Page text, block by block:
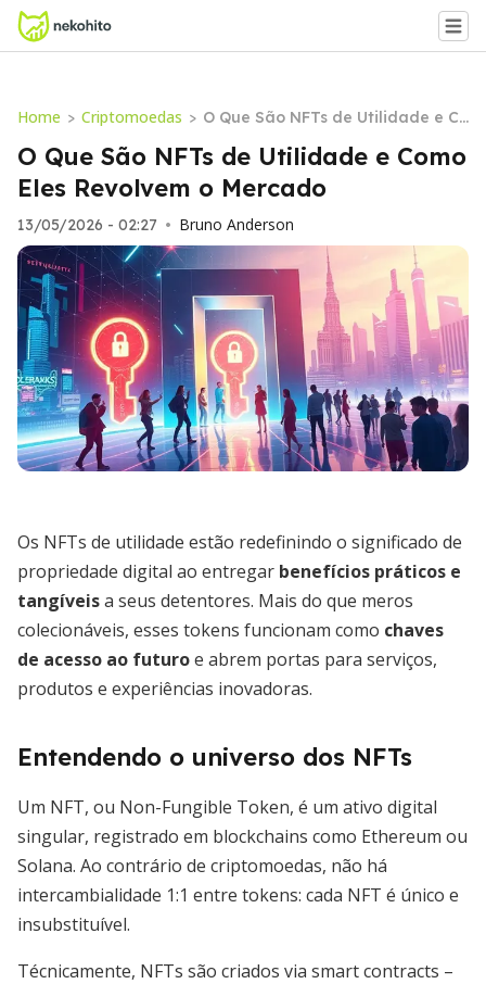
Home > Criptomoedas > O Que São NFTs de Utilidade e Co
mo Eles Revolvem o Mercado
O Que São NFTs de Utilidade e Como
Eles Revolvem o Mercado
13/05/2026 - 02:27 • Bruno Anderson
Os NFTs de utilidade estão redefinindo o significado de
propriedade digital ao entregar benefícios práticos e
tangíveisa seus detentores. Mais do que meros
colecionáveis, esses tokens funcionam como chaves
de acesso ao futuroe abrem portas para serviços,
produtos e experiências inovadoras.
Entendendo o universo dos NFTs
Um NFT, ou Non-Fungible Token, é um ativo digital
singular, registrado em blockchains como Ethereum ou
Solana. Ao contrário de criptomoedas, não há
intercambialidade 1:1 entre tokens: cada NFT é único e
insubstituível.
Técnicamente, NFTs são criados via smart contracts –